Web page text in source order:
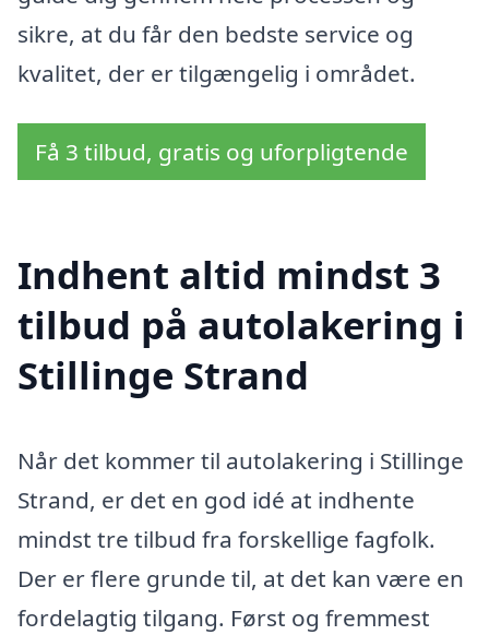
sikre, at du får den bedste service og
kvalitet, der er tilgængelig i området.
Få 3 tilbud, gratis og uforpligtende
Indhent altid mindst 3
tilbud på autolakering i
Stillinge Strand
Når det kommer til autolakering i Stillinge
Strand, er det en god idé at indhente
mindst tre tilbud fra forskellige fagfolk.
Der er flere grunde til, at det kan være en
fordelagtig tilgang. Først og fremmest